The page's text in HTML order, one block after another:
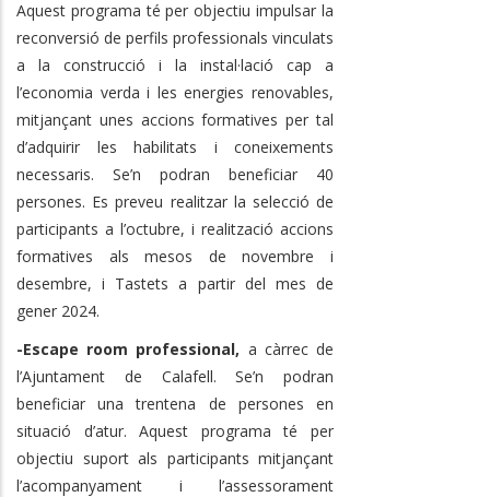
Aquest programa té per objectiu impulsar la
reconversió de perfils professionals vinculats
a la construcció i la instal·lació cap a
l’economia verda i les energies renovables,
mitjançant unes accions formatives per tal
d’adquirir les habilitats i coneixements
necessaris. Se’n podran beneficiar 40
persones. Es preveu realitzar la selecció de
participants a l’octubre, i realització accions
formatives als mesos de novembre i
desembre, i Tastets a partir del mes de
gener 2024.
-Escape room professional, a càrrec de
l’Ajuntament de Calafell.
Se’n podran
beneficiar una trentena de persones en
situació d’atur. Aquest programa té per
objectiu suport als participants mitjançant
l’acompanyament i l’assessorament